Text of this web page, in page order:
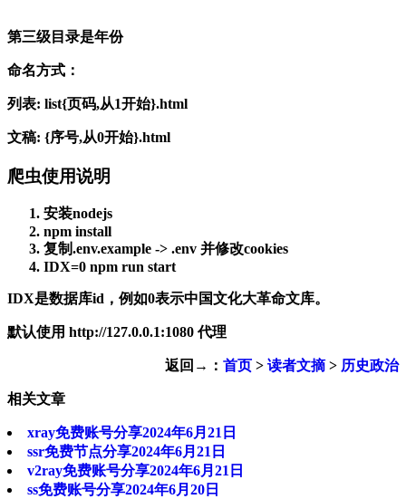
第三级目录是年份
命名方式：
列表: list{页码,从1开始}.html
文稿: {序号,从0开始}.html
爬虫使用说明
安装nodejs
npm install
复制.env.example -> .env 并修改cookies
IDX=0 npm run start
IDX是数据库id，例如0表示中国文化大革命文库。
默认使用 http://127.0.0.1:1080 代理
返回→： 首页 > 读者文摘> 历史政治
相关文章
xray免费账号分享2024年6月21日
ssr免费节点分享2024年6月21日
v2ray免费账号分享2024年6月21日
ss免费账号分享2024年6月20日